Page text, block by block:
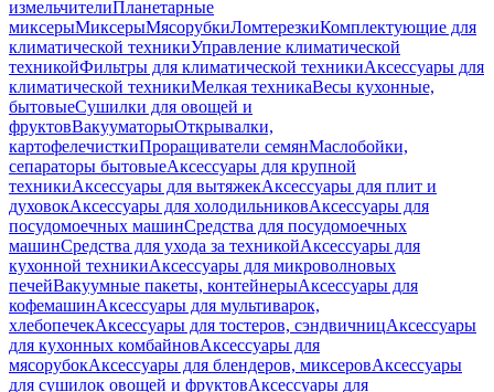
измельчителиПланетарные
миксерыМиксерыМясорубкиЛомтерезкиКомплектующие для
климатической техникиУправление климатической
техникойФильтры для климатической техникиАксессуары для
климатической техникиМелкая техникаВесы кухонные,
бытовыеСушилки для овощей и
фруктовВакууматорыОткрывалки,
картофелечисткиПроращиватели семянМаслобойки,
сепараторы бытовыеАксессуары для крупной
техникиАксессуары для вытяжекАксессуары для плит и
духовокАксессуары для холодильниковАксессуары для
посудомоечных машинСредства для посудомоечных
машинСредства для ухода за техникойАксессуары для
кухонной техникиАксессуары для микроволновых
печейВакуумные пакеты, контейнерыАксессуары для
кофемашинАксессуары для мультиварок,
хлебопечекАксессуары для тостеров, сэндвичницАксессуары
для кухонных комбайновАксессуары для
мясорубокАксессуары для блендеров, миксеровАксессуары
для сушилок овощей и фруктовАксессуары для